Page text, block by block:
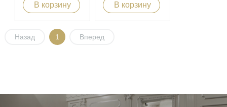
В корзину В корзину
Назад 1 Вперед